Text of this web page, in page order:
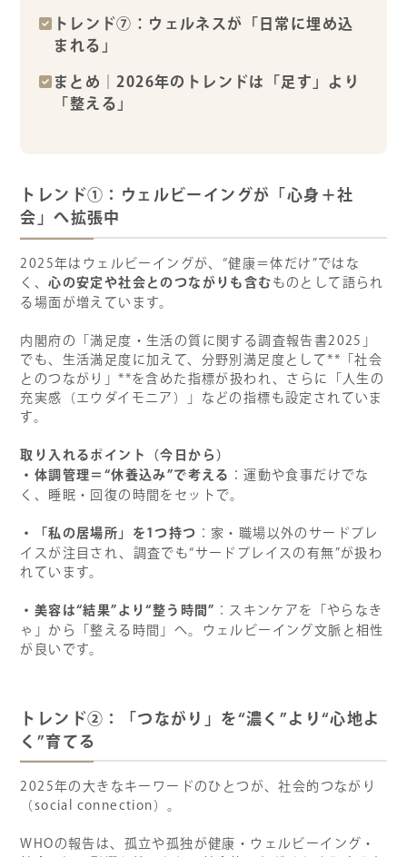
トレンド⑦：ウェルネスが「日常に埋め込
まれる」
まとめ｜2026年のトレンドは「足す」より
「整える」
トレンド①：ウェルビーイングが「心身＋社
会」へ拡張中
2025年はウェルビーイングが、“健康＝体だけ”ではな
く、心の安定や社会とのつながりも含む ものとして語られ
る場面が増えています。
内閣府の「満足度・生活の質に関する調査報告書2025」
でも、生活満足度に加えて、分野別満足度として**「社会
とのつながり」**を含めた指標が扱われ、さらに「人生の
充実感（エウダイモニア）」などの指標も設定されていま
す。
取り入れるポイント（今日から）
・体調管理＝“休養込み”で考える
：運動や食事だけでな
く、睡眠・回復の時間をセットで。
・「私の居場所」を1つ持つ
：家・職場以外のサードプレ
イスが注目され、調査でも“サードプレイスの有無”が扱わ
れています。
・美容は“結果”より“整う時間” ：スキンケアを「やらなき
ゃ」から「整える時間」へ。ウェルビーイング文脈と相性
が良いです。
トレンド②：「つながり」を“濃く”より“心地よ
く”育てる
2025年の大きなキーワードのひとつが、社会的つながり
（social connection）。
WHOの報告は、孤立や孤独が健康・ウェルビーイング・